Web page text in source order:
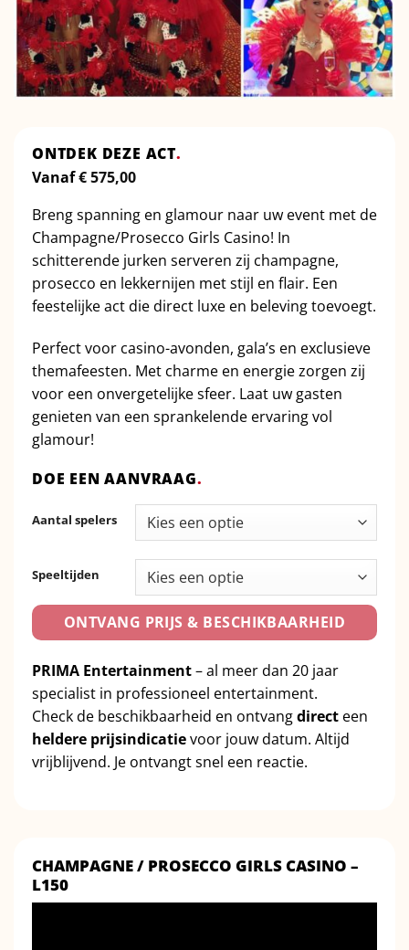
ONTDEK DEZE ACT.
Vanaf€575,00
Breng spanning en glamour naar uw event met de
Champagne/Prosecco Girls Casino! In
schitterende jurken serveren zij champagne,
prosecco en lekkernijen met stijl en flair. Een
feestelijke act die direct luxe en beleving toevoegt.
Perfect voor casino-avonden, gala’s en exclusieve
themafeesten. Met charme en energie zorgen zij
voor een onvergetelijke sfeer. Laat uw gasten
genieten van een sprankelende ervaring vol
glamour!
DOE EEN AANVRAAG.
Aantal spelers
Speeltijden
ONTVANG PRIJS & BESCHIKBAARHEID
PRIMA Entertainment– al meer dan 20 jaar
specialist in professioneel entertainment.
Check de beschikbaarheid en ontvangdirect een
heldere prijsindicatievoor jouw datum. Altijd
vrijblijvend. Je ontvangt snel een reactie.
CHAMPAGNE / PROSECCO GIRLS CASINO –
L150